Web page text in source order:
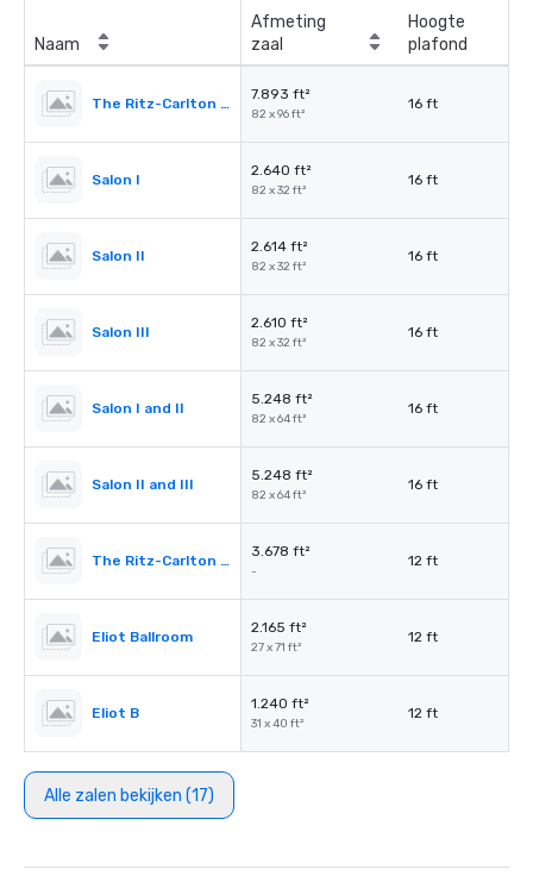
Naam
Afmeting
zaal
Hoogte
plafond
The Ritz-Carlton Ballroom
7.893 ft²
82 x 96 ft²
16 ft
Salon I
2.640 ft²
82 x 32 ft²
16 ft
Salon II
2.614 ft²
82 x 32 ft²
16 ft
Salon III
2.610 ft²
82 x 32 ft²
16 ft
Salon I and II
5.248 ft²
82 x 64 ft²
16 ft
Salon II and III
5.248 ft²
82 x 64 ft²
16 ft
The Ritz-Carlton Pre-Function
3.678 ft²
-
12 ft
Eliot Ballroom
2.165 ft²
27 x 71 ft²
12 ft
Eliot B
1.240 ft²
31 x 40 ft²
12 ft
Alle zalen bekijken (17)